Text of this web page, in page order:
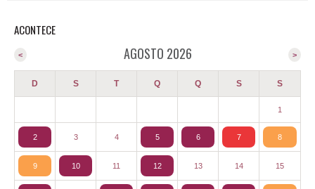
ACONTECE
AGOSTO 2026 >
<
D S T Q Q S S
1
2 3 4 5 6 7 8
9 10 11 12 13 14 15